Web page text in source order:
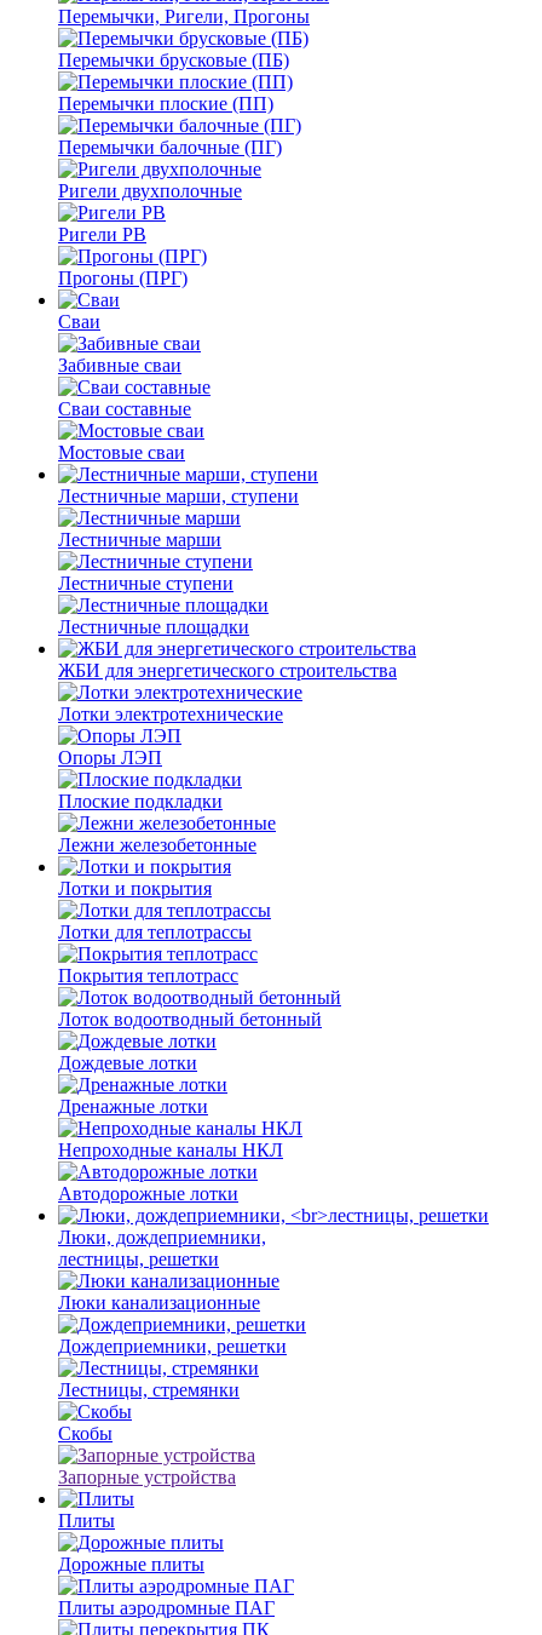
Перемычки, Ригели, Прогоны
Перемычки брусковые (ПБ)
Перемычки плоские (ПП)
Перемычки балочные (ПГ)
Ригели двухполочные
Ригели РВ
Прогоны (ПРГ)
Сваи
Забивные сваи
Сваи составные
Мостовые сваи
Лестничные марши, ступени
Лестничные марши
Лестничные ступени
Лестничные площадки
ЖБИ для энергетического строительства
Лотки электротехнические
Опоры ЛЭП
Плоские подкладки
Лежни железобетонные
Лотки и покрытия
Лотки для теплотрассы
Покрытия теплотрасс
Лоток водоотводный бетонный
Дождевые лотки
Дренажные лотки
Непроходные каналы НКЛ
Автодорожные лотки
Люки, дождеприемники,
лестницы, решетки
Люки канализационные
Дождеприемники, решетки
Лестницы, стремянки
Скобы
Запорные устройства
Плиты
Дорожные плиты
Плиты аэродромные ПАГ